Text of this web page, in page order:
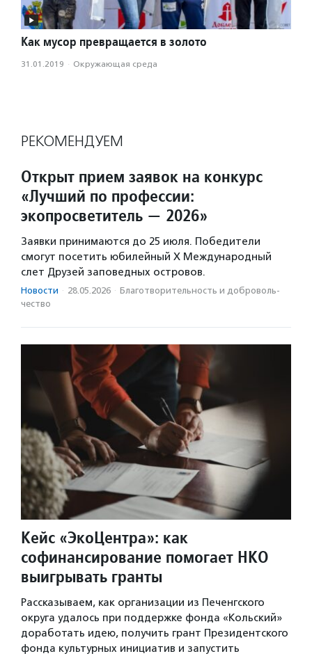
Как мусор превращается в золото
31.01.2019 · Окружающая среда
РЕКОМЕНДУЕМ
Открыт прием заявок на конкурс
«Лучший по профессии:
экопросветитель — 2026»
Заявки принимаются до 25 июля. Победители
смогут посетить юбилейный X Международный
слет Друзей заповедных островов.
Новости · 28.05.2026 · Благотвори­тель­ность и доброволь­
чест­во
Кейс «ЭкоЦентра»: как
софинансирование помогает НКО
выигрывать гранты
Рассказываем, как организации из Печенгского
округа удалось при поддержке фонда «Кольский»
доработать идею, получить грант Президентского
фонда культурных инициатив и запустить